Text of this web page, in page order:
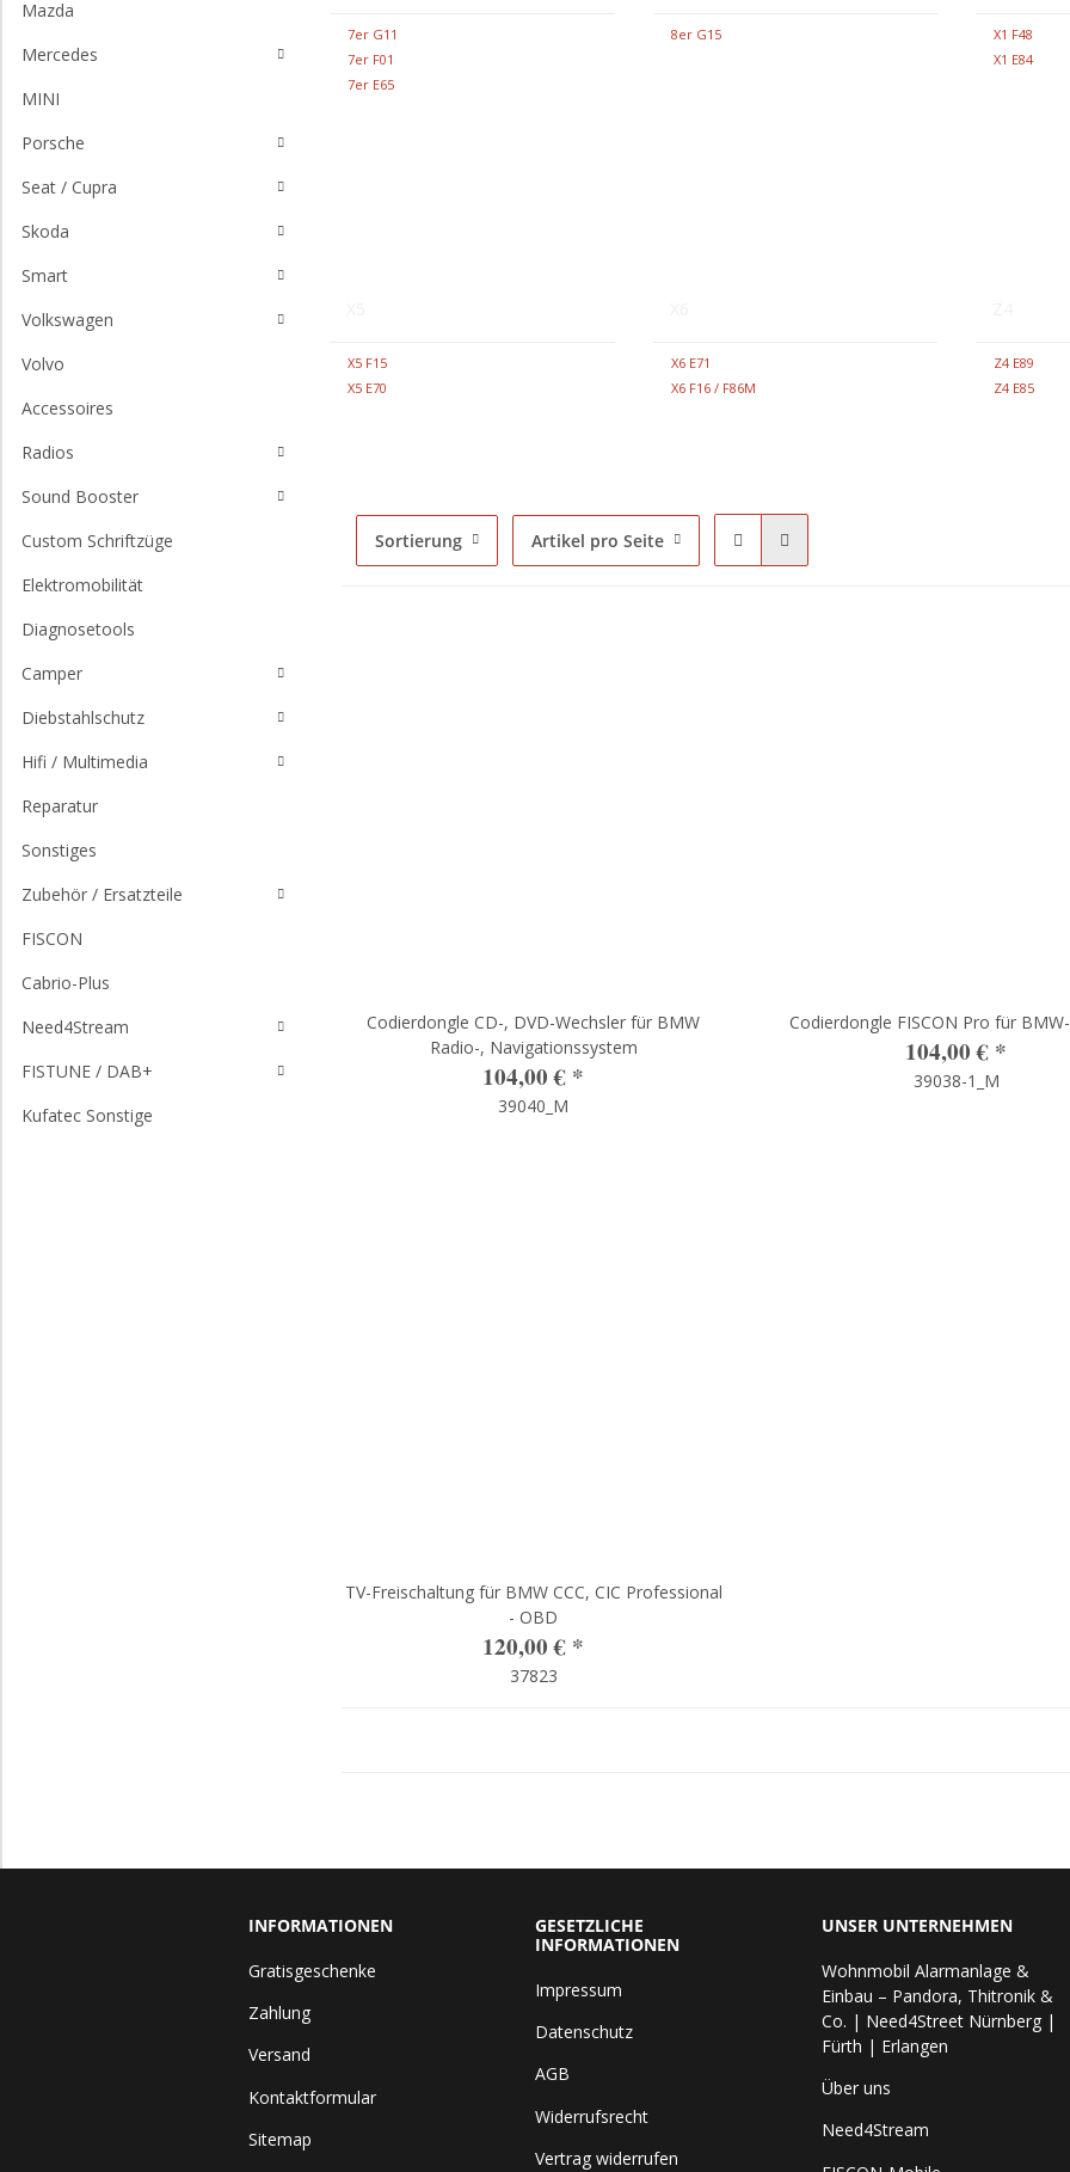
7er G11
7er F01
7er E65
8er G15
X1 F48
X1 E84
X5 F15
X5 E70
X6 E71
X6 F16 / F86M
Z4 E89
Z4 E85
Sortierung Artikel pro Seite
Codierdongle CD-, DVD-Wechsler für BMW
Radio-, Navigationssystem
104,00 € *
39040_M
Codierdongle FISCON Pro für
104,00 € *
39038-1_M
TV-Freischaltung für BMW CCC, CIC Professional
- OBD
120,00 € *
37823
Mazda
Mercedes
MINI
Porsche
Seat / Cupra
Skoda
Smart
Volkswagen
Volvo
Accessoires
Radios
Sound Booster
Custom Schriftzüge
Elektromobilität
Diagnosetools
Camper
Diebstahlschutz
Hifi / Multimedia
Reparatur
Sonstiges
Zubehör / Ersatzteile
FISCON
Cabrio-Plus
Need4Stream
FISTUNE / DAB+
Kufatec Sonstige
INFORMATIONEN
Gratisgeschenke
Zahlung
Versand
Kontaktformular
Sitemap
GESETZLICHE
INFORMATIONEN
Impressum
Datenschutz
AGB
Widerrufsrecht
Vertrag widerrufen
UNSER UNTERNEHMEN
Wohnmobil Alarmanlage &
Einbau – Pandora, Thitronik &
Co. | Need4Street Nürnberg |
Fürth | Erlangen
Über uns
Need4Stream